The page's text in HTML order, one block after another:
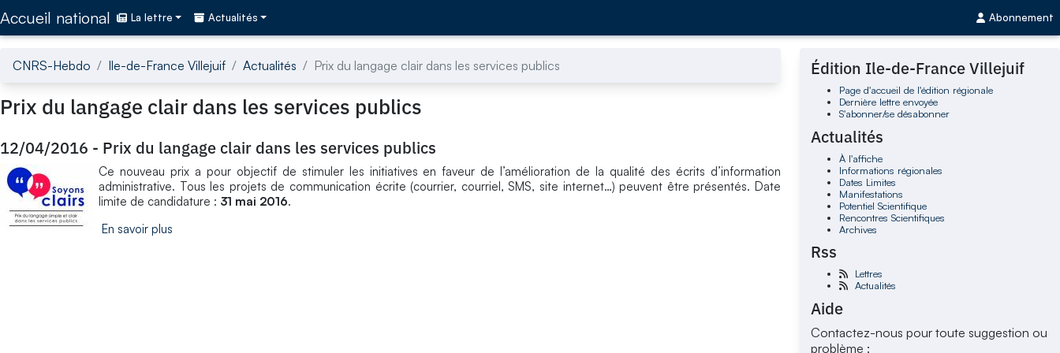
Accueil national La lettre Actualités Abonnement
CNRS-Hebdo Ile-de-France Villejuif Actualités Prix du langage clair dans les services publics
Prix du langage clair dans les services publics
12/04/2016 - Prix du langage clair dans les services publics
Ce nouveau prix a pour objectif de stimuler les initiatives en faveur de l’amélioration de la qualité des écrits d’information
administrative. Tous les projets de communication écrite (courrier, courriel, SMS, site internet…) peuvent être présentés. Date
limite de candidature : 31 mai 2016.
En savoir plus
Édition Ile-de-France Villejuif
Page d'accueil de l'édition régionale
Dernière lettre envoyée
S'abonner/se désabonner
Actualités
À l'affiche
Informations régionales
Dates Limites
Manifestations
Potentiel Scientifique
Rencontres Scientifiques
Archives
Rss
Lettres
Actualités
Aide
Contactez-nous pour toute suggestion ou
problème :